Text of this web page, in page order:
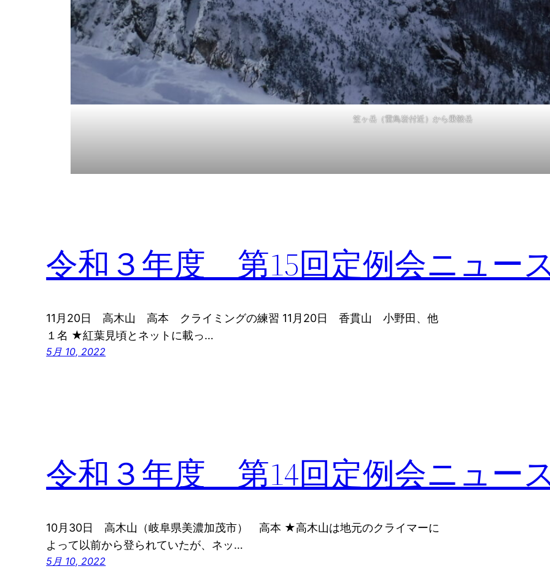
笠ヶ岳（雷鳥岩付近）から乗鞍岳
令和３年度 第15回定例会ニュー
11月20日 高木山 高本 クライミングの練習 11月20日 香貫山 小野田、他
１名 ★紅葉見頃とネットに載っ…
5月 10, 2022
令和３年度 第14回定例会ニュー
10月30日 高木山（岐阜県美濃加茂市） 高本 ★高木山は地元のクライマーに
よって以前から登られていたが、ネッ…
5月 10, 2022